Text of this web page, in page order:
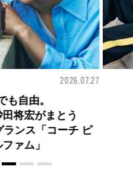
2026.07.09
ようこそ。大胆な
ードの先に。装う
ト